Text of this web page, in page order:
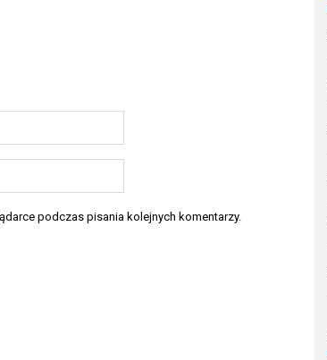
podczas pisania kolejnych komentarzy.